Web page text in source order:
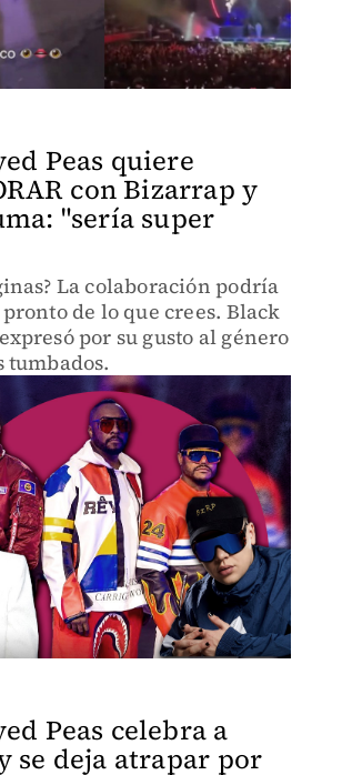
Peas quiere
con Bizarrap y
"sería super
La colaboración podría
de lo que crees. Black
por su gusto al género
tumbados.
Peas celebra a
se deja atrapar por